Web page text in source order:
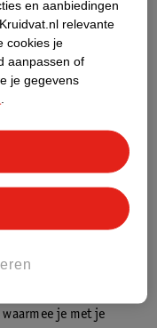
voor de Kruidvat
Dit betekent dat je
je met je
en aanbiedingen
relevante
cookies je
aanpassen of
je gegevens